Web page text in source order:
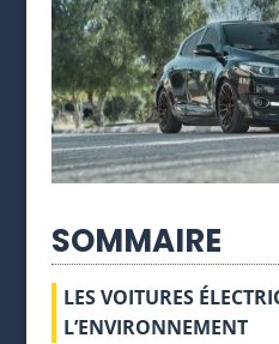
SOMMAIRE
LES VOITURES
L’ENVIRONNEMENT